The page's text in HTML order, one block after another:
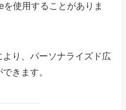
使用することがありま
より、パーソナライズド広
きます。